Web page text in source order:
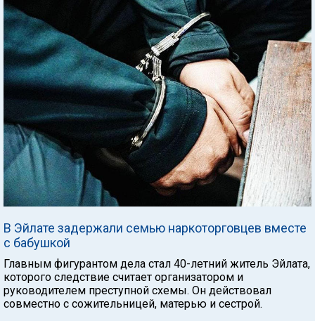
В Эйлате задержали семью наркоторговцев вместе
с бабушкой
Главным фигурантом дела стал 40-летний житель Эйлата,
которого следствие считает организатором и
руководителем преступной схемы. Он действовал
совместно с сожительницей, матерью и сестрой.